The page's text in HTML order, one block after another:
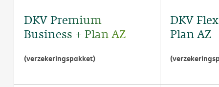
DKV Premium
Business + Plan AZ
(verzekeringspakket)
DKV
Plan AZ